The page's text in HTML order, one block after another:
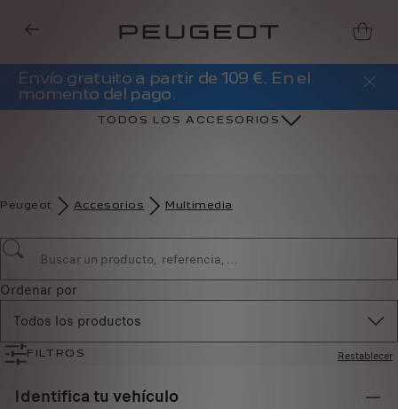
Envío gratuito a partir de 109 €. En el
momento del pago.
TODOS LOS ACCESORIOS
Peugeot Accesorios Multimedia
Ordenar por
Todos los productos
FILTROS Restablecer
Identifica tu vehículo